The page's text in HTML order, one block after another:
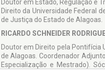
Doutor em Estado, Regulação e
Direito da Universidade Federal
de Justiça do Estado de Alagoas.
RICARDO SCHNEIDER
Doutor em Direito pela Pontifícia
de Alagoas. Coordenador
Especialização e Mestrado).